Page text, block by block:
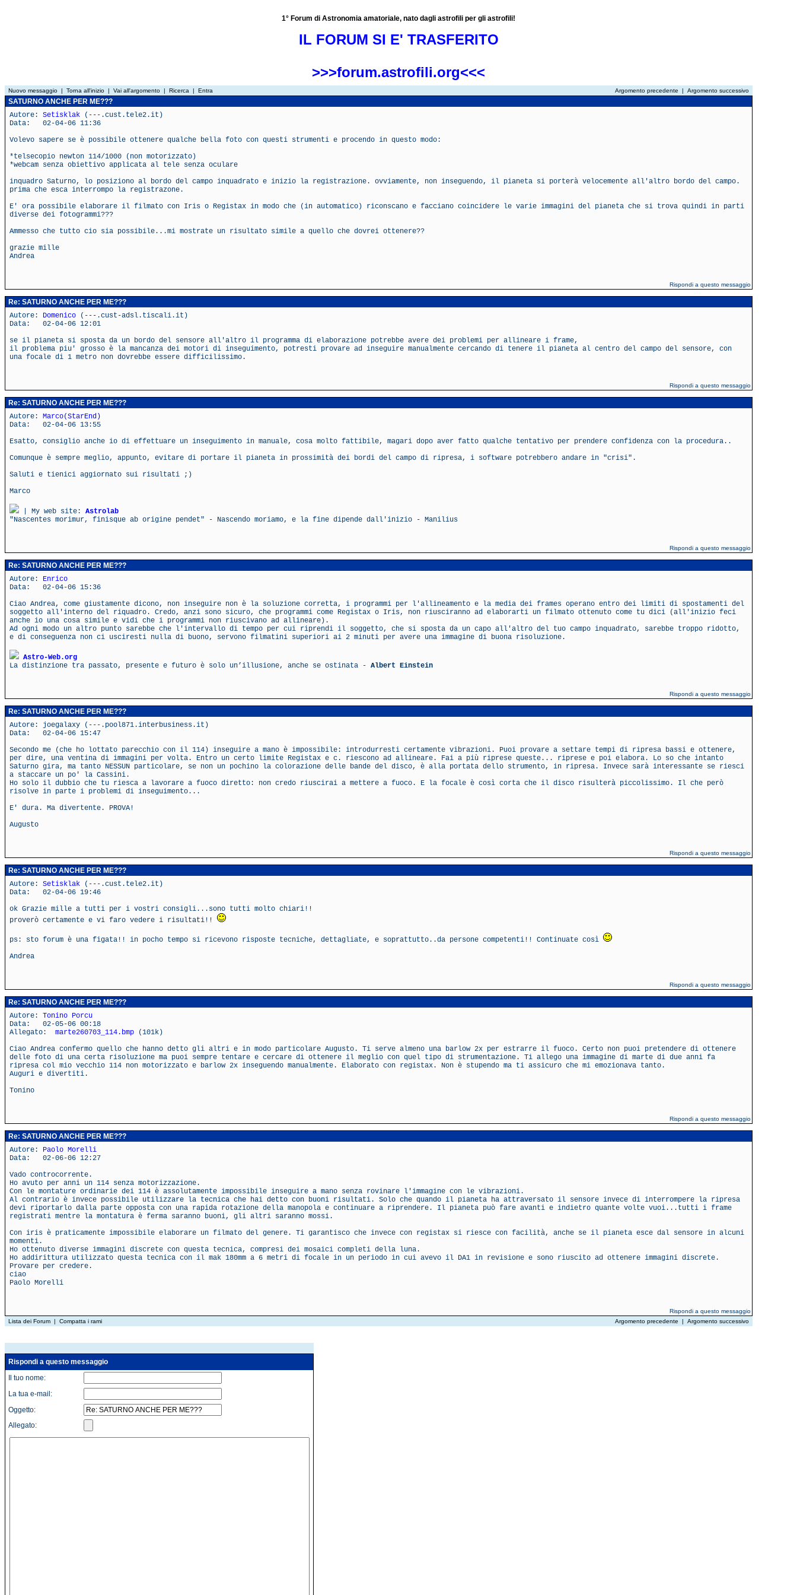
1° Forum di Astronomia amatoriale, nato dagli astrofili per gli astrofili!
IL FORUM SI E' TRASFERITO
>>>forum.astrofili.org<<<
Nuovo messaggio | Torna all'inizio | Vai all'argomento | Ricerca | Entra Argomento precedente | Argomento successivo
SATURNO ANCHE PER ME???
Autore: Setisklak (---.cust.tele2.it)
Data: 02-04-06 11:36
Volevo sapere se è possibile ottenere qualche bella foto con questi strumenti e procendo in questo modo:
*telsecopio newton 114/1000 (non motorizzato)
*webcam senza obiettivo applicata al tele senza oculare
inquadro Saturno, lo posiziono al bordo del campo inquadrato e inizio la registrazione. ovviamente, non inseguendo, il pianeta si porterà velocemente all'altro bordo del campo.
prima che esca interrompo la registrazone.
E' ora possibile elaborare il filmato con Iris o Registax in modo che (in automatico) riconscano e facciano coincidere le varie immagini del pianeta che si trova quindi in parti
diverse dei fotogrammi???
Ammesso che tutto cio sia possibile...mi mostrate un risultato simile a quello che dovrei ottenere??
grazie mille
Andrea
Rispondi a questo messaggio
Re: SATURNO ANCHE PER ME???
Autore: Domenico (---.cust-adsl.tiscali.it)
Data: 02-04-06 12:01
se il pianeta si sposta da un bordo del sensore all'altro il programma di elaborazione potrebbe avere dei problemi per allineare i frame,
il problema piu' grosso è la mancanza dei motori di inseguimento, potresti provare ad inseguire manualmente cercando di tenere il pianeta al centro del campo del sensore, con
una focale di 1 metro non dovrebbe essere difficilissimo.
Rispondi a questo messaggio
Re: SATURNO ANCHE PER ME???
Autore: Marco(StarEnd)
Data: 02-04-06 13:55
Esatto, consiglio anche io di effettuare un inseguimento in manuale, cosa molto fattibile, magari dopo aver fatto qualche tentativo per prendere confidenza con la procedura..
Comunque è sempre meglio, appunto, evitare di portare il pianeta in prossimità dei bordi del campo di ripresa, i software potrebbero andare in "crisi".
Saluti e tienici aggiornato sui risultati ;)
Marco
| My web site: Astrolab
"Nascentes morimur, finisque ab origine pendet" - Nascendo moriamo, e la fine dipende dall'inizio - Manilius
Rispondi a questo messaggio
Re: SATURNO ANCHE PER ME???
Autore: Enrico
Data: 02-04-06 15:36
Ciao Andrea, come giustamente dicono, non inseguire non è la soluzione corretta, i programmi per l'allineamento e la media dei frames operano entro dei limiti di spostamenti del
soggetto all'interno del riquadro. Credo, anzi sono sicuro, che programmi come Registax o Iris, non riusciranno ad elaborarti un filmato ottenuto come tu dici (all'inizio feci
anche io una cosa simile e vidi che i programmi non riuscivano ad allineare).
Ad ogni modo un altro punto sarebbe che l'intervallo di tempo per cui riprendi il soggetto, che si sposta da un capo all'altro del tuo campo inquadrato, sarebbe troppo ridotto,
e di conseguenza non ci usciresti nulla di buono, servono filmatini superiori ai 2 minuti per avere una immagine di buona risoluzione.
Astro-Web.org
La distinzione tra passato, presente e futuro è solo un’illusione, anche se ostinata - Albert Einstein
Rispondi a questo messaggio
Re: SATURNO ANCHE PER ME???
Autore: joegalaxy (---.pool871.interbusiness.it)
Data: 02-04-06 15:47
Secondo me (che ho lottato parecchio con il 114) inseguire a mano è impossibile: introdurresti certamente vibrazioni. Puoi provare a settare tempi di ripresa bassi e ottenere,
per dire, una ventina di immagini per volta. Entro un certo limite Registax e c. riescono ad allineare. Fai a più riprese queste... riprese e poi elabora. Lo so che intanto
Saturno gira, ma tanto NESSUN particolare, se non un pochino la colorazione delle bande del disco, è alla portata dello strumento, in ripresa. Invece sarà interessante se riesci
a staccare un po' la Cassini.
Ho solo il dubbio che tu riesca a lavorare a fuoco diretto: non credo riuscirai a mettere a fuoco. E la focale è così corta che il disco risulterà piccolissimo. Il che però
risolve in parte i problemi di inseguimento...
E' dura. Ma divertente. PROVA!
Augusto
Rispondi a questo messaggio
Re: SATURNO ANCHE PER ME???
Autore: Setisklak (---.cust.tele2.it)
Data: 02-04-06 19:46
ok Grazie mille a tutti per i vostri consigli...sono tutti molto chiari!!
proverò certamente e vi faro vedere i risultati!!
ps: sto forum è una figata!! in pocho tempo si ricevono risposte tecniche, dettagliate, e soprattutto..da persone competenti!! Continuate così
Andrea
Rispondi a questo messaggio
Re: SATURNO ANCHE PER ME???
Autore: Tonino Porcu
Data: 02-05-06 00:18
Allegato: marte260703_114.bmp (101k)
Ciao Andrea confermo quello che hanno detto gli altri e in modo particolare Augusto. Ti serve almeno una barlow 2x per estrarre il fuoco. Certo non puoi pretendere di ottenere
delle foto di una certa risoluzione ma puoi sempre tentare e cercare di ottenere il meglio con quel tipo di strumentazione. Ti allego una immagine di marte di due anni fa
ripresa col mio vecchio 114 non motorizzato e barlow 2x inseguendo manualmente. Elaborato con registax. Non è stupendo ma ti assicuro che mi emozionava tanto.
Auguri e divertiti.
Tonino
Rispondi a questo messaggio
Re: SATURNO ANCHE PER ME???
Autore: Paolo Morelli
Data: 02-06-06 12:27
Vado controcorrente.
Ho avuto per anni un 114 senza motorizzazione.
Con le montature ordinarie dei 114 è assolutamente impossibile inseguire a mano senza rovinare l'immagine con le vibrazioni.
Al contrario è invece possibile utilizzare la tecnica che hai detto con buoni risultati. Solo che quando il pianeta ha attraversato il sensore invece di interrompere la ripresa
devi riportarlo dalla parte opposta con una rapida rotazione della manopola e continuare a riprendere. Il pianeta può fare avanti e indietro quante volte vuoi...tutti i frame
registrati mentre la montatura è ferma saranno buoni, gli altri saranno mossi.
Con iris è praticamente impossibile elaborare un filmato del genere. Ti garantisco che invece con registax si riesce con facilità, anche se il pianeta esce dal sensore in alcuni
momenti.
Ho ottenuto diverse immagini discrete con questa tecnica, compresi dei mosaici completi della luna.
Ho addirittura utilizzato questa tecnica con il mak 180mm a 6 metri di focale in un periodo in cui avevo il DA1 in revisione e sono riuscito ad ottenere immagini discrete.
Provare per credere.
ciao
Paolo Morelli
Rispondi a questo messaggio
Lista dei Forum | Compatta i rami Argomento precedente | Argomento successivo
Rispondi a questo messaggio
Il tuo nome:
La tua e-mail:
Oggetto:
Allegato: